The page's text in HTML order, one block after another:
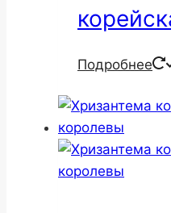
Подробнее